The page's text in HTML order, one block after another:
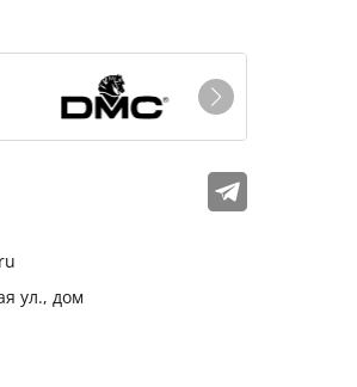
ул., дом
Мы в соцсетях
Телеграм